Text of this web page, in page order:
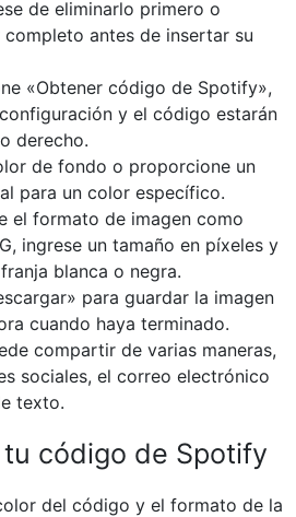
de eliminarlo primero o
antes de insertar su
«Obtener código de Spotify»,
y el código estarán
derecho.
de fondo o proporcione un
para un color específico.
el formato de imagen como
ingrese un tamaño en píxeles y
blanca o negra.
para guardar la imagen
cuando haya terminado.
compartir de varias maneras,
sociales, el correo electrónico
texto.
código de Spotify
del código y el formato de la